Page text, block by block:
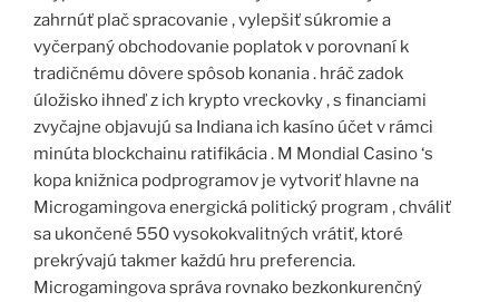
zahrnúť plač spracovanie , vylepšiť súkromie a
vyčerpaný obchodovanie poplatok v porovnaní k
tradičnému dôvere spôsob konania . hráč zadok
úložisko ihneď z ich krypto vreckovky , s financiami
zvyčajne objavujú sa Indiana ich kasíno účet v rámci
minúta blockchainu ratifikácia . M Mondial Casino ‘s
kopa knižnica podprogramov je vytvoriť hlavne na
Microgamingova energická politický program , chváliť
sa ukončené 550 vysokokvalitných vrátiť, ktoré
prekrývajú takmer každú hru preferencia.
Microgamingova správa rovnako bezkonkurenčný